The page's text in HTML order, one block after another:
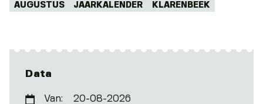
Tags:
AUGUSTUS JAARKALENDER KLARENBEEK
Data
Van:
20-08-2026